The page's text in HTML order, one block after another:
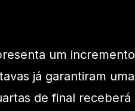
um incremento
já garantiram uma
de final receberá